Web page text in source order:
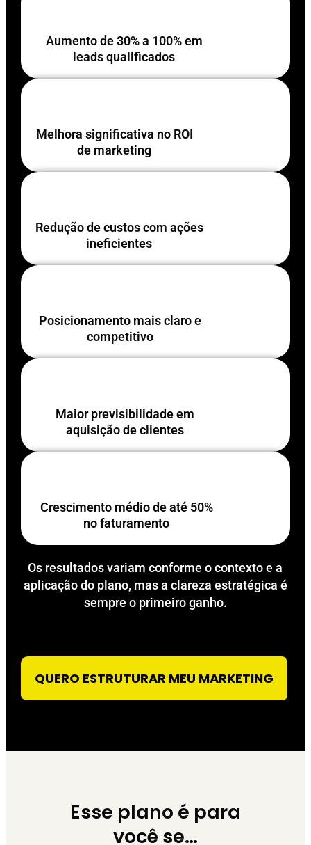
Aumento de 30% a 100% em
leads qualificados
Melhora significativa no ROI
de marketing
Redução de custos com ações
ineficientes
Posicionamento mais claro e
competitivo
Maior previsibilidade em
aquisição de clientes
Crescimento médio de até 50%
no faturamento
Os resultados variam conforme o contexto e a
aplicação do plano, mas a clareza estratégica é
sempre o primeiro ganho.
QUERO ESTRUTURAR MEU MARKETING
Esse plano é para
você se…